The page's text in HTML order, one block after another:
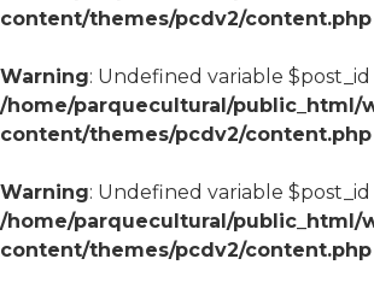
content/themes/pcdv2/content.php
Warning: Undefined variable $post_id
/home/parquecultural/public_html/
content/themes/pcdv2/content.php
Warning: Undefined variable $post_id
/home/parquecultural/public_html/
content/themes/pcdv2/content.php